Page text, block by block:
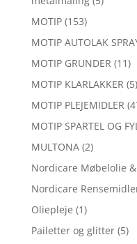
MOTIP (153)
MOTIP AUTOLAK
MOTIP GRUNDER (11)
MOTIP KLARLAKKER (5)
MOTIP PLEJEMIDLER
MOTIP SPARTEL OG
MULTONA (2)
Nordicare Møbelolie &
Nordicare
Oliepleje (1)
Pailetter og glitter (5)